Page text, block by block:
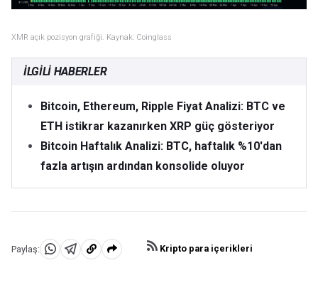
XMR açık pozisyon grafiği. Kaynak: Coinglass
İLGILI HABERLER
Bitcoin, Ethereum, Ripple Fiyat Analizi: BTC ve
ETH istikrar kazanırken XRP güç gösteriyor
Bitcoin Haftalık Analizi: BTC, haftalık %10'dan
fazla artışın ardından konsolide oluyor
Paylaş:
WhatsApp'da
Telegram'da
Panoya
Kripto para içerikleri